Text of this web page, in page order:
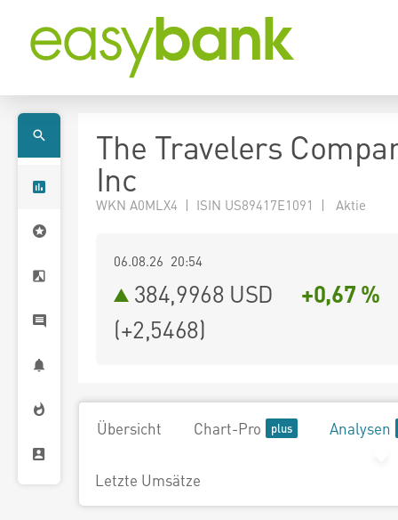
The Travelers
Inc
WKN A0MLX4 | ISIN US89417E1091 | Aktie
06.08.26 20:54
384,9968 USD
+0,67 %
(+2,5468)
Übersicht Chart-Pro Analysen
Letzte Umsätze